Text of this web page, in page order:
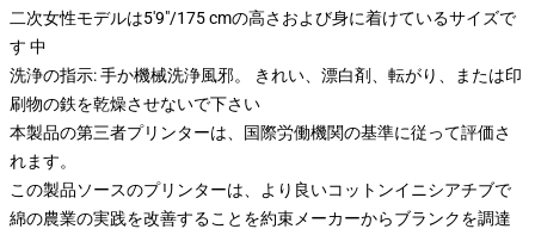
二次女性モデルは5'9"/175 cmの高さおよび身に着けているサイズで
す 中
洗浄の指示: 手か機械洗浄風邪。 きれい、漂白剤、転がり、または印
刷物の鉄を乾燥させないで下さい
本製品の第三者プリンターは、国際労働機関の基準に従って評価さ
れます。
この製品ソースのプリンターは、より良いコットンイニシアチブで
綿の農業の実践を改善することを約束メーカーからブランクを調達